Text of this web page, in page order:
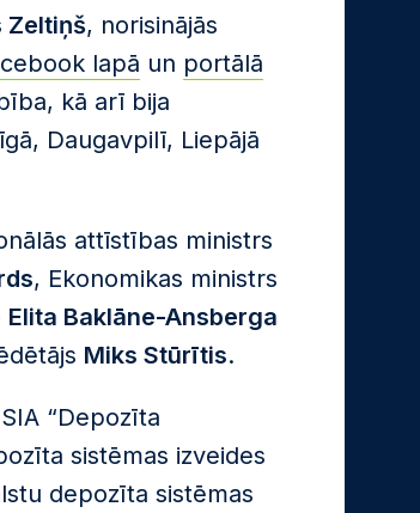
Zeltiņš, norisinājās
lapā un portālā
kā arī bija
Daugavpilī, Liepājā
attīstības ministrs
, Ekonomikas ministrs
Elita Baklāne-Ansberga
Miks Stūrītis.
“Depozīta
sistēmas izveides
depozīta sistēmas